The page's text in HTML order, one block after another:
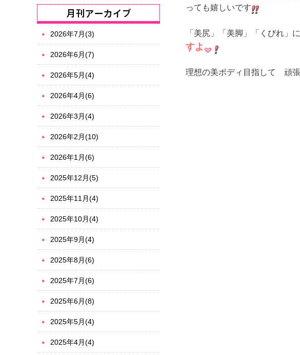
っても嬉しいです
「美尻」「美脚」「くびれ
すよ
理想の美ボディ目指して 頑張
2026年7月(3)
2026年6月(7)
2026年5月(4)
2026年4月(6)
2026年3月(4)
2026年2月(10)
2026年1月(6)
2025年12月(5)
2025年11月(4)
2025年10月(4)
2025年9月(4)
2025年8月(6)
2025年7月(6)
2025年6月(8)
2025年5月(4)
2025年4月(4)